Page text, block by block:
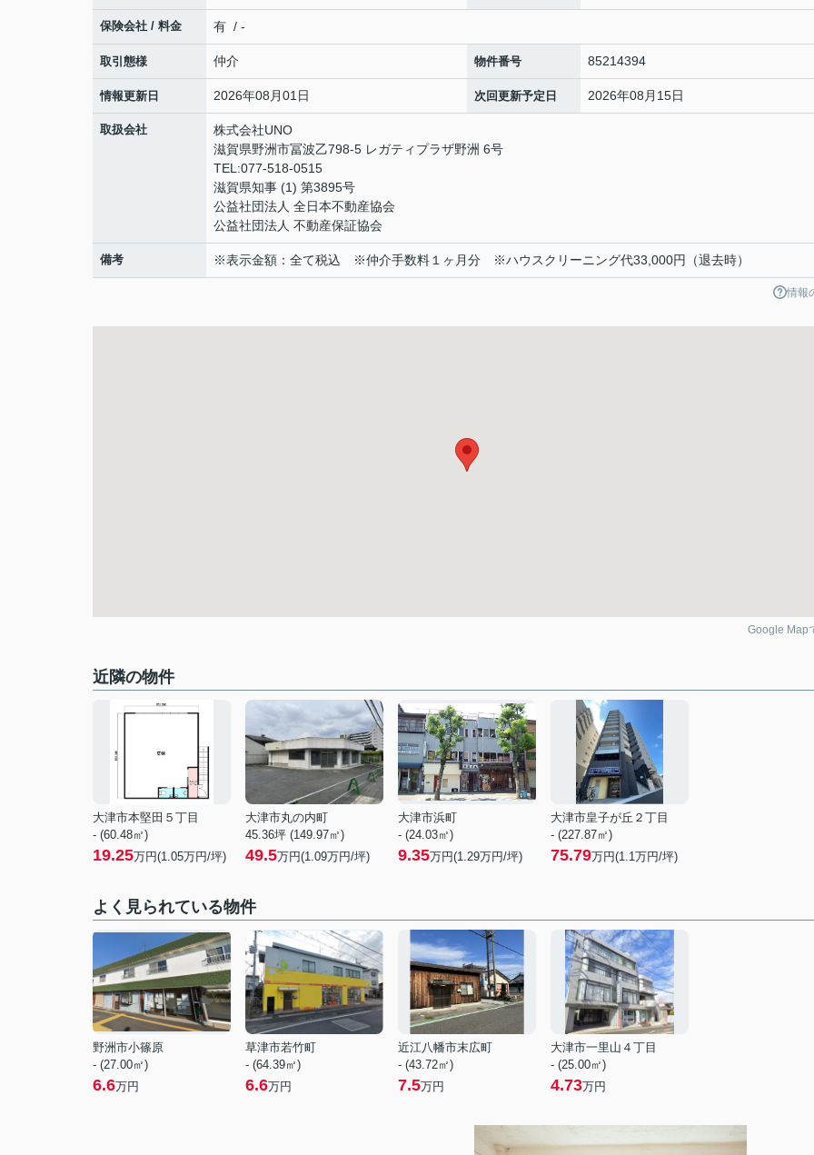
保険会社 / 料金 有 / -
取引態様 仲介 物件番号 85214394
情報更新日 2026年08月01日 次回更新予定日 2026年08月15日
取扱会社
株式会社UNO
滋賀県野洲市冨波乙798-5 レガティプラザ野洲 6号
TEL:077-518-0515
滋賀県知事 (1) 第3895号
公益社団法人 全日本不動産協会
公益社団法人 不動産保証協会
備考 ※表示金額：全て税込 ※仲介手数料１ヶ月分 ※ハウスクリーニング代33,000円（退去時）
情報
Google Map
近隣の物件
大津市本堅田５丁目
- (60.48㎡)
19.25万円(1.05万円/坪)
大津市丸の内町
45.36坪 (149.97㎡)
49.5万円(1.09万円/坪)
大津市浜町
- (24.03㎡)
9.35万円(1.29万円/坪)
大津市皇子が丘２丁目
- (227.87㎡)
75.79万円(1.1万円/坪)
よく見られている物件
野洲市小篠原
- (27.00㎡)
6.6万円
草津市若竹町
- (64.39㎡)
6.6万円
近江八幡市末広町
- (43.72㎡)
7.5万円
大津市一里山４丁目
- (25.00㎡)
4.73万円